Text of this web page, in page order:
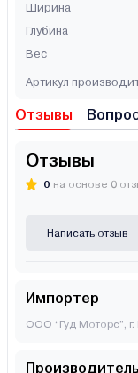
Ширина
Глубина
Вес
Артикул
Отзывы
Отзывы
0 на основе 0
Написать отзыв
Импортер
ООО “Гуд Моторс”,
Производитель